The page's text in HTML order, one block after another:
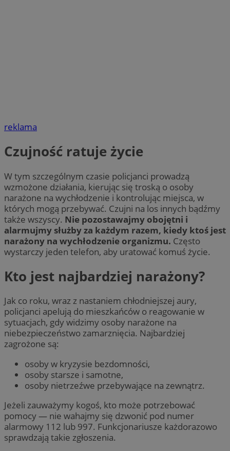
reklama
Czujność ratuje życie
W tym szczególnym czasie policjanci prowadzą
wzmożone działania, kierując się troską o osoby
narażone na wychłodzenie i kontrolując miejsca, w
których mogą przebywać. Czujni na los innych bądźmy
także wszyscy. Nie pozostawajmy obojętni i
alarmujmy służby za każdym razem, kiedy ktoś jest
narażony na wychłodzenie organizmu. Często
wystarczy jeden telefon, aby uratować komuś życie.
Kto jest najbardziej narażony?
Jak co roku, wraz z nastaniem chłodniejszej aury,
policjanci apelują do mieszkańców o reagowanie w
sytuacjach, gdy widzimy osoby narażone na
niebezpieczeństwo zamarznięcia. Najbardziej
zagrożone są:
osoby w kryzysie bezdomności,
osoby starsze i samotne,
osoby nietrzeźwe przebywające na zewnątrz.
Jeżeli zauważymy kogoś, kto może potrzebować
pomocy — nie wahajmy się dzwonić pod numer
alarmowy 112 lub 997. Funkcjonariusze każdorazowo
sprawdzają takie zgłoszenia.